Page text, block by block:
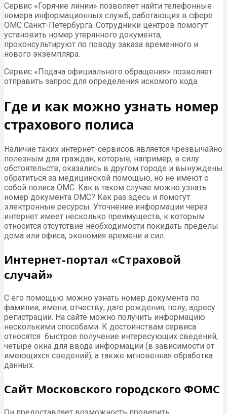
Сервис «Горячие линии» позволяет найти телефонные
номера информационных служб, работающих в сфере
ОМС Санкт-Петербурга. Сотрудники центров помогут
установить номер утерянного документа,
проконсультируют по поводу заказа временного и
нового экземпляра.
Сервис «Подача официального обращения» позволяет
отправить запрос для определения искомого кода.
Где и как можно узнать номер
страхового полиса
Наличие таких интернет-сервисов является чрезвычайно
полезным для граждан, которые, например, в силу
обстоятельств, оказались в другом городе и вынуждены
обратиться за медицинской помощью, но не имеют с
собой полиса ОМС. Как в таком случае можно узнать
номер документа ОМС? Как раз здесь и помогут
электронные ресурсы. Уточнение информации через
интернет имеет несколько преимуществ, к которым
относится отсутствие необходимости покидать пределы
дома или офиса, экономия времени и сил.
Интернет-портал «Страховой
случай»
С его помощью можно узнать номер документа по
фамилии, имени, отчеству, дате рождения, полу, адресу
регистрации. На сайте можно получить информацию
несколькими способами. К достоинствам сервиса
относятся быстрое получение интересующих сведений,
четыре окна для ввода информации (в зависимости от
имеющихся сведений), а также мгновенная обработка
данных.
Сайт Московского городского ФОМС